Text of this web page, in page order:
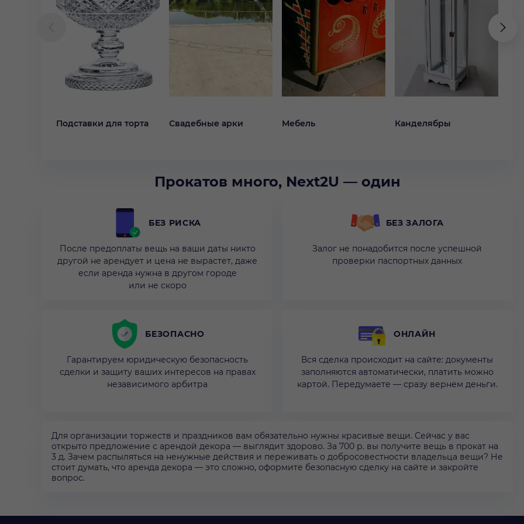
Подставки для торта Свадебные арки Мебель Канделябры
Прокатов много, Next2U — один
БЕЗ РИСКА
После предоплаты вещь на ваши даты никто
другой не арендует и цена не вырастет, даже
если аренда нужна в другом городе
или не скоро
БЕЗ ЗАЛОГА
Залог не понадобится после успешной
проверки паспортных данных
БЕЗОПАСНО
Гарантируем юридическую безопасность
сделки и защиту ваших интересов на правах
независимого арбитра
ОНЛАЙН
Вся сделка происходит на сайте: документы
заполняются автоматически, платить можно
картой. Передумаете — сразу вернем деньги.
Для организации торжеств и праздников вам обязательно нужны красивые вещи. Сейчас у вас
открыто предложение с арендой декора — выглядит здорово. За 700 р. вы получите вещь в прокат на
3 д. Зачем распыляться на ненужные действия и переживать о добросовестности владельца вещи? Не
стоит думать, что аренда декора — это сложно, оформите безопасную сделку на сайте и закройте
вопрос.